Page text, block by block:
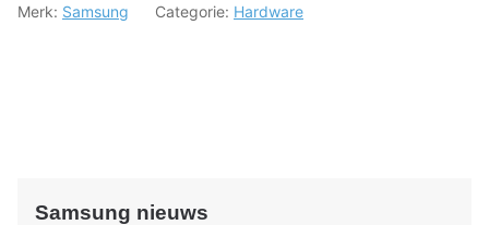
Merk: Samsung Categorie: Hardware
Samsung nieuws